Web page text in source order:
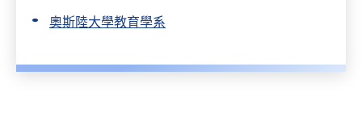
奧斯陸大學教育學系